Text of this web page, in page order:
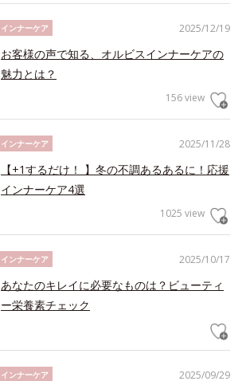
2025/12/19
インナーケア
お客様の声で知る、オルビスインナーケアの
魅力とは？
156 view
2025/11/28
インナーケア
【+1するだけ！ 】冬の不調あるあるに！応援
インナーケア4選
1025 view
2025/10/17
インナーケア
あなたのキレイに必要なものは？ビューティ
ー栄養素チェック
2025/09/29
インナーケア